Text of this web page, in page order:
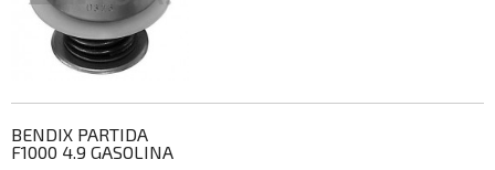
BENDIX PARTIDA
F1000 4.9 GASOLINA